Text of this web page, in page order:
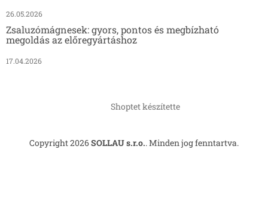
26.05.2026
Zsaluzómágnesek: gyors, pontos és megbízható
megoldás az előregyártáshoz
17.04.2026
Shoptet készítette
Copyright 2026SOLLAU s.r.o.. Minden jog fenntartva.